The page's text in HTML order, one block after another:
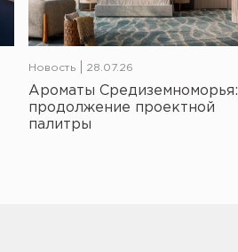
Новость 28.07.26
Ароматы Средиземноморья:
продолжение проектной
палитры